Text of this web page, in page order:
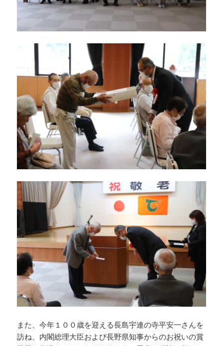
また、今年１００歳を迎える長島宇連の寺平安一さんを
訪ね、内閣総理大臣および長野県知事からのお祝いの賞